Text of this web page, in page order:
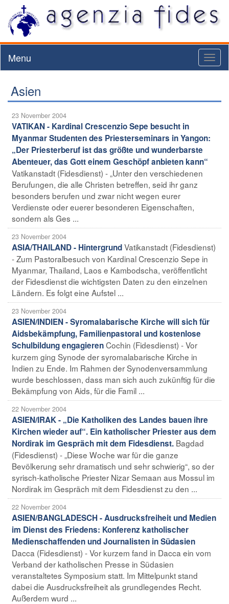
Menu
Asien
23 November 2004
VATIKAN - Kardinal Crescenzio Sepe besucht in
Myanmar Studenten des Priesterseminars in Yangon:
„Der Priesterberuf ist das größte und wunderbarste
Abenteuer, das Gott einem Geschöpf anbieten kann“
Vatikanstadt (Fidesdienst) - „Unter den verschiedenen
Berufungen, die alle Christen betreffen, seid ihr ganz
besonders berufen und zwar nicht wegen eurer
Verdienste oder euerer besonderen Eigenschaften,
sondern als Ges ...
23 November 2004
ASIA/THAILAND - HintergrundVatikanstadt (Fidesdienst)
- Zum Pastoralbesuch von Kardinal Crescenzio Sepe in
Myanmar, Thailand, Laos e Kambodscha, veröffentlicht
der Fidesdienst die wichtigsten Daten zu den einzelnen
Ländern. Es folgt eine Aufstel ...
23 November 2004
ASIEN/INDIEN - Syromalabarische Kirche will sich für
Aidsbekämpfung, Familienpastoral und kostenlose
Schulbildung engagierenCochin (Fidesdienst) - Vor
kurzem ging Synode der syromalabarische Kirche in
Indien zu Ende. Im Rahmen der Synodenversammlung
wurde beschlossen, dass man sich auch zukünftig für die
Bekämpfung von Aids, für die Famil ...
22 November 2004
ASIEN/IRAK - „Die Katholiken des Landes bauen ihre
Kirchen wieder auf“. Ein katholischer Priester aus dem
Nordirak im Gespräch mit dem Fidesdienst. Bagdad
(Fidesdienst) - „Diese Woche war für die ganze
Bevölkerung sehr dramatisch und sehr schwierig“, so der
syrisch-katholische Priester Nizar Semaan aus Mossul im
Nordirak im Gespräch mit dem Fidesdienst zu den ...
22 November 2004
ASIEN/BANGLADESCH - Ausdrucksfreiheit und Medien
im Dienst des Friedens: Konferenz katholischer
Medienschaffenden und Journalisten in Südasien
Dacca (Fidesdienst) - Vor kurzem fand in Dacca ein vom
Verband der katholischen Presse in Südasien
veranstaltetes Symposium statt. Im Mittelpunkt stand
dabei die Ausdrucksfreiheit als grundlegendes Recht.
Außerdem wurd ...